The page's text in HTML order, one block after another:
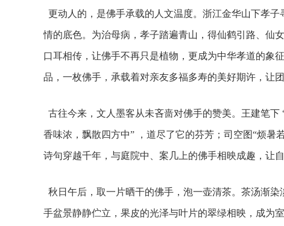
更动人的，是佛手承载的人文温度。浙江金华山下孝
情的底色。为治母病，孝子踏遍青山，得仙鹤引路、仙
口耳相传，让佛手不再只是植物，更成为中华孝道的象
品，一枚佛手，承载着对亲友多福多寿的美好期许，让
古往今来，文人墨客从未吝啬对佛手的赞美。王建笔
香味浓，飘散四方中” ，道尽了它的芬芳；司空图“烦
诗句穿越千年，与庭院中、案几上的佛手相映成趣，让
秋日午后，取一片晒干的佛手，泡一壶清茶。茶汤渐
手盆景静静伫立，果皮的光泽与叶片的翠绿相映，成为